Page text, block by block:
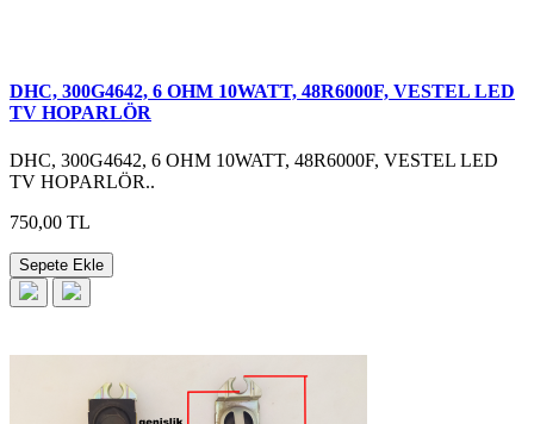
DHC, 300G4642, 6 OHM 10WATT, 48R6000F, VESTEL LED
TV HOPARLÖR
DHC, 300G4642, 6 OHM 10WATT, 48R6000F, VESTEL LED
TV HOPARLÖR..
750,00 TL
Sepete Ekle